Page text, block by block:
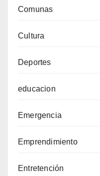
Comunas
Cultura
Deportes
educacion
Emergencia
Emprendimiento
Entretención